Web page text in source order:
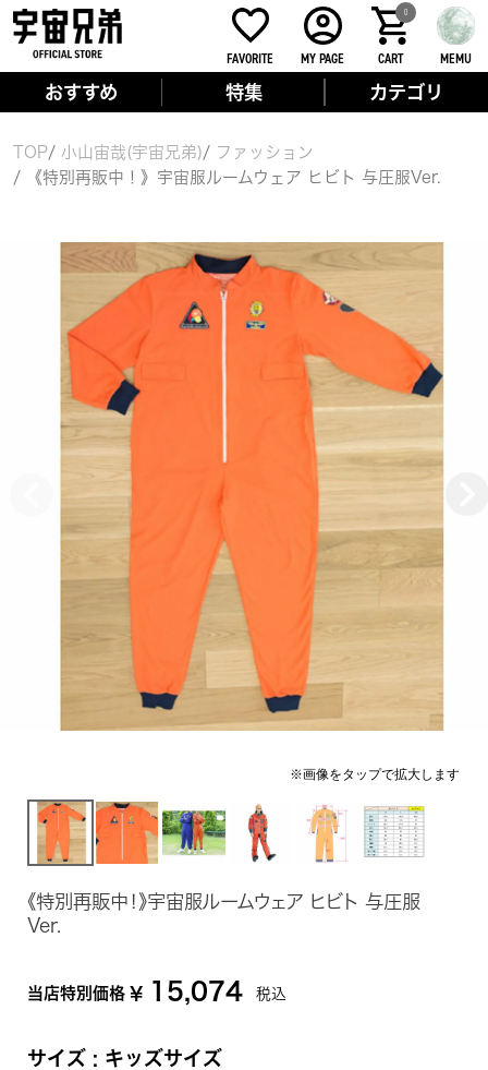
FAVORITE MY PAGE CART
0
MEMU
おすすめ 特集 カテゴリ
TOP 小山宙哉(宇宙兄弟)
ファッション
《特別再販中！》宇宙服ルームウェア ヒビト 与圧服Ver.
《特別再販中！》宇宙服ルームウェア ヒビト 与圧服
Ver.
当店特別価格 ¥ 15,074 税込
サイズ キッズサイズ